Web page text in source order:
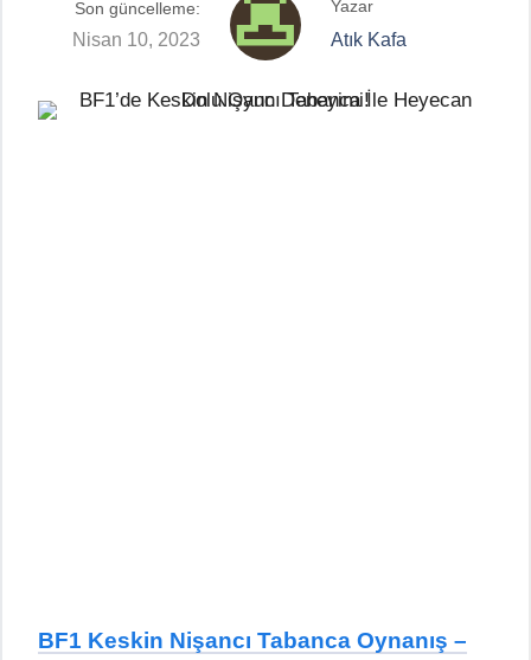
Son güncelleme:
Nisan 10, 2023
Yazar
Atık Kafa
BF1 Keskin Nişancı Tabanca Oynanış –